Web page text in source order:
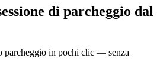
di parcheggio dal
parcheggio in pochi clic — senza